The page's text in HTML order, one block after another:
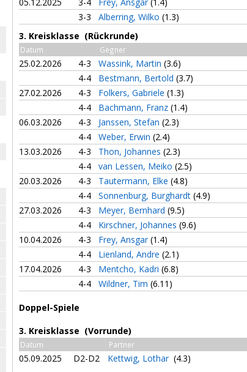
3-3
Alberring, Wilko (1.3)
3. Kreisklasse (Rückrunde)
Datum Gegner
25.02.2026 4-3 Wassink, Martin (3.6)
4-4
Bestmann, Bertold (3.7)
27.02.2026
4-3 Folkers, Gabriele (1.3)
4-4
Bachmann, Franz (1.4)
06.03.2026
4-3 Janssen, Stefan (2.3)
4-4
Weber, Erwin (2.4)
13.03.2026
4-3 Thon, Johannes (2.3)
4-4
van Lessen, Meiko (2.5)
20.03.2026
4-3 Tautermann, Elke (4.8)
4-4
Sonnenburg, Burghardt (4.9)
27.03.2026
4-3 Meyer, Bernhard (9.5)
4-4
Kirschner, Johannes (9.6)
10.04.2026
4-3 Frey, Ansgar (1.4)
4-4
Lienland, Andre (2.1)
17.04.2026
4-3 Mentcho, Kadri (6.8)
4-4
Wildner, Tim (6.11)
Doppel-Spiele
3. Kreisklasse (Vorrunde)
Datum Partner
05.09.2025 D2-D2 Kettwig, Lothar (4.3)